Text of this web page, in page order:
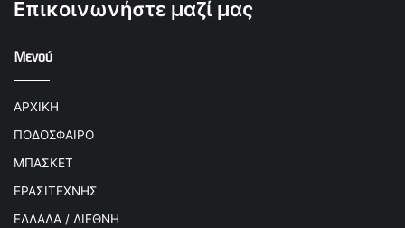
Επικοινωνήστε μαζί μας
Μενού
ΑΡΧΙΚΗ
ΠΟΔΟΣΦΑΙΡΟ
ΜΠΑΣΚΕΤ
ΕΡΑΣΙΤΕΧΝΗΣ
ΕΛΛΑΔΑ / ΔΙΕΘΝΗ